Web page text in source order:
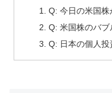
Q: 今日の米国株
Q: 米国株のバブ
Q: 日本の個人投